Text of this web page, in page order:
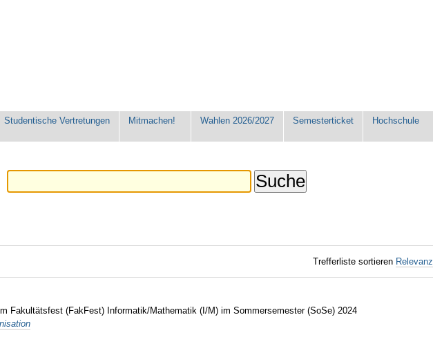
Studentische Vertretungen Mitmachen! Wahlen 2026/2027 Semesterticket Hochschule
Trefferliste sortieren Relevanz
Fakultätsfest (FakFest) Informatik/Mathematik (I/M) im Sommersemester (SoSe) 2024